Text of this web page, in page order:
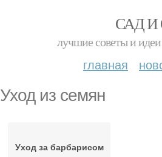
САД И
лучшие советы и идеи
главная
Уход из семян
Уход за барбарисом